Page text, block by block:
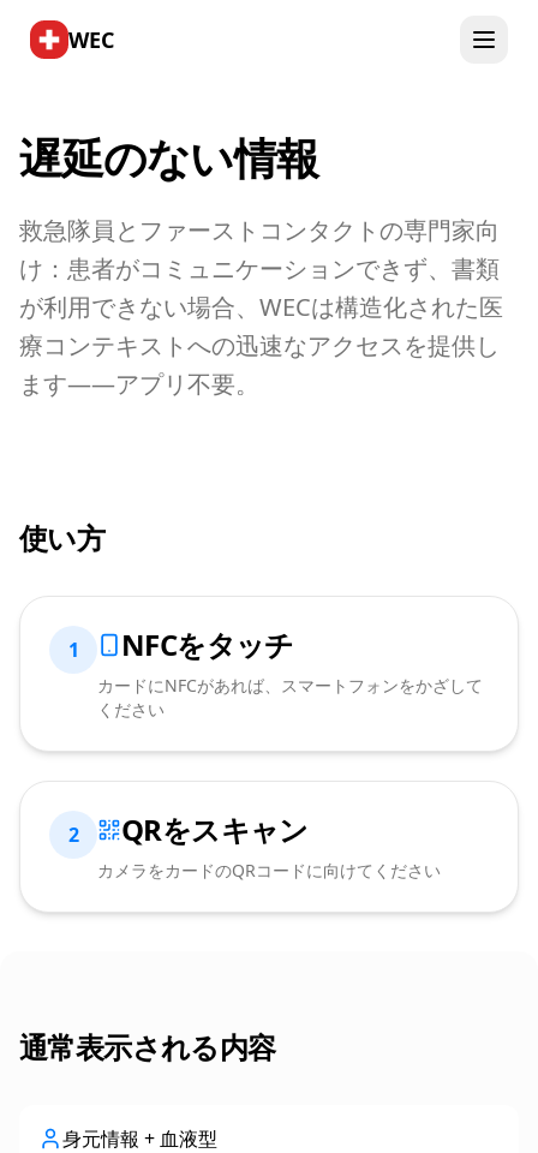
WEC
遅延のない情報
救急隊員とファーストコンタクトの専門家向
け：患者がコミュニケーションできず、書類
が利用できない場合、WECは構造化された医
療コンテキストへの迅速なアクセスを提供し
ます——アプリ不要。
使い方
1 NFCをタッチ
カードにNFCがあれば、スマートフォンをかざして
ください
2 QRをスキャン
カメラをカードのQRコードに向けてください
通常表示される内容
身元情報 + 血液型